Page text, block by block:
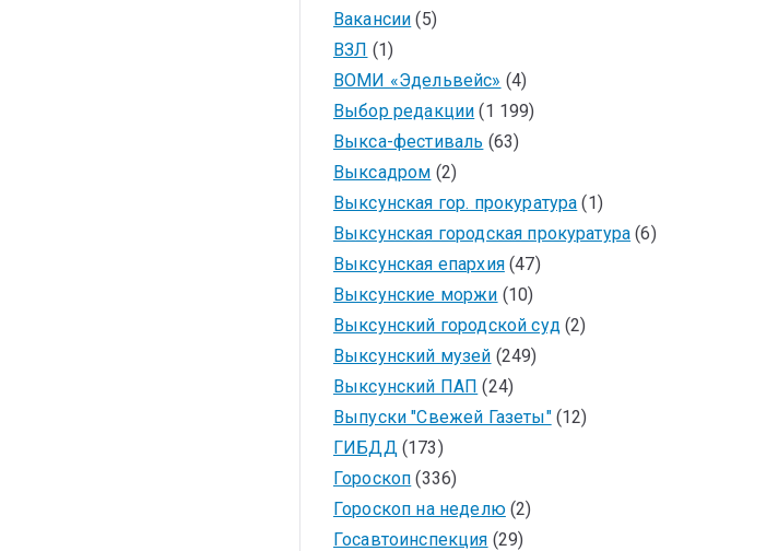
Вакансии (5)
ВЗЛ (1)
ВОМИ «Эдельвейс» (4)
Выбор редакции (1 199)
Выкса-фестиваль (63)
Выксадром (2)
Выксунская гор. прокуратура (1)
Выксунская городская прокуратура (6)
Выксунская епархия(47)
Выксунские моржи (10)
Выксунский городской суд(2)
Выксунский музей (249)
Выксунский ПАП (24)
Выпуски "Свежей Газеты"(12)
ГИБДД(173)
Гороскоп (336)
Гороскоп на неделю(2)
Госавтоинспекция (29)